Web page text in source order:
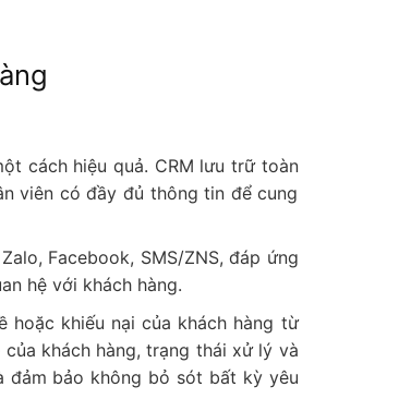
cách hiệu quả. CRM lưu trữ toàn
viên có đầy đủ thông tin để cung
Facebook, SMS/ZNS, đáp ứng
hệ với khách hàng.
hoặc khiếu nại của khách hàng từ
khách hàng, trạng thái xử lý và
đảm bảo không bỏ sót bất kỳ yêu